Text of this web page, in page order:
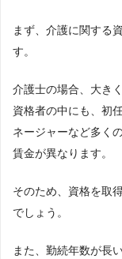
まず、介護に関する
す。
介護士の場合、大き
資格者の中にも、初
ネージャーなど多く
賃金が異なります。
そのため、資格を取
でしょう。
また、勤続年数が長